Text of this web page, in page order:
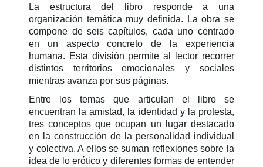
La estructura del libro responde a una
organización temática muy definida. La obra se
compone de seis capítulos, cada uno centrado
en un aspecto concreto de la experiencia
humana. Esta división permite al lector recorrer
distintos territorios emocionales y sociales
mientras avanza por sus páginas.
Entre los temas que articulan el libro se
encuentran la amistad, la identidad y la protesta,
tres conceptos que ocupan un lugar destacado
en la construcción de la personalidad individual
y colectiva. A ellos se suman reflexiones sobre la
idea de lo erótico y diferentes formas de entender